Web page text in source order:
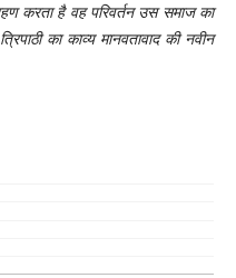
करता है वह परिवर्तन उस समाज का
का काव्य मानवतावाद की नवीन